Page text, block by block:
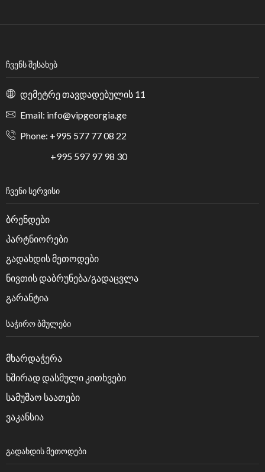
ᲩᲕᲔᲜᲡ ᲨᲔᲡᲐᲮᲔᲑ
დემეტრე თავდადებულის 11
Email: info@vipgeorgia.ge
Phone: +995 577 77 08 22
+995 597 97 98 30
ᲩᲕᲔᲜᲘ ᲡᲔᲠᲕᲘᲡᲘ
ბრენდები
პარტნიორები
გადახდის მეთოდები
ნივთის დაბრუნება/გადაცვლა
გარანტია
ᲡᲐᲭᲘᲠᲝ ᲑᲛᲣᲚᲔᲑᲘ
მხარდაჭერა
ხშირად დასმული კითხვები
სამუშაო საათები
ვაკანსია
ᲒᲐᲓᲐᲮᲓᲘᲡ ᲛᲔᲗᲝᲓᲔᲑᲘ